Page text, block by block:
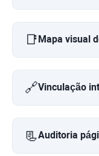
📑Mapa visual
🔗Vinculação
📃Auditoria